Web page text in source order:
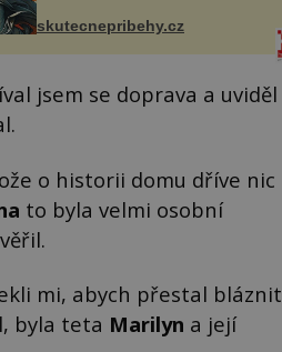
domek na severu Čech, kde
jsme si naplánova...
skutecnepribehy.cz
jsem se doprava a uviděl
o historii domu dříve nic
to byla velmi osobní
mi, abych přestal bláznit
byla teta Marilyn a její